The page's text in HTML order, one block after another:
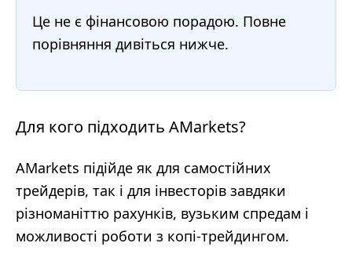
Це не є фінансовою порадою. Повне
порівняння дивіться нижче.
Для кого підходить AMarkets?
AMarkets підійде як для самостійних
трейдерів, так і для інвесторів завдяки
різноманіттю рахунків, вузьким спредам і
можливості роботи з копі-трейдингом.